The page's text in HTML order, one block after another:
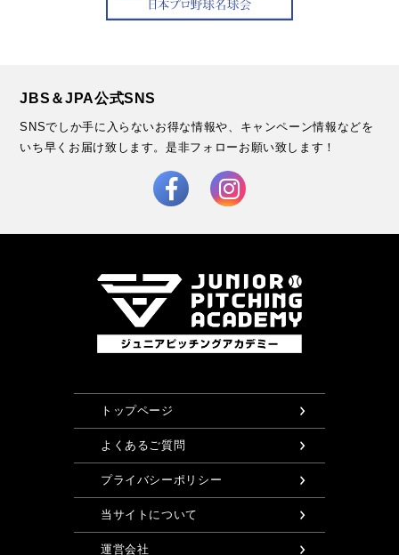
JBS＆JPA公式SNS
SNSでしか手に入らないお得な情報や、キャンペーン情報などを
いち早くお届け致します。是非フォローお願い致します！
トップページ
よくあるご質問
プライバシーポリシー
当サイトについて
運営会社